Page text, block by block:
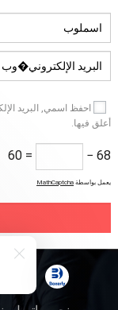
احفظ اسمي, البريد
أعلق فيها.
68 −
= 6
0
يعمل بواسطة MathCaptcha
حقوق